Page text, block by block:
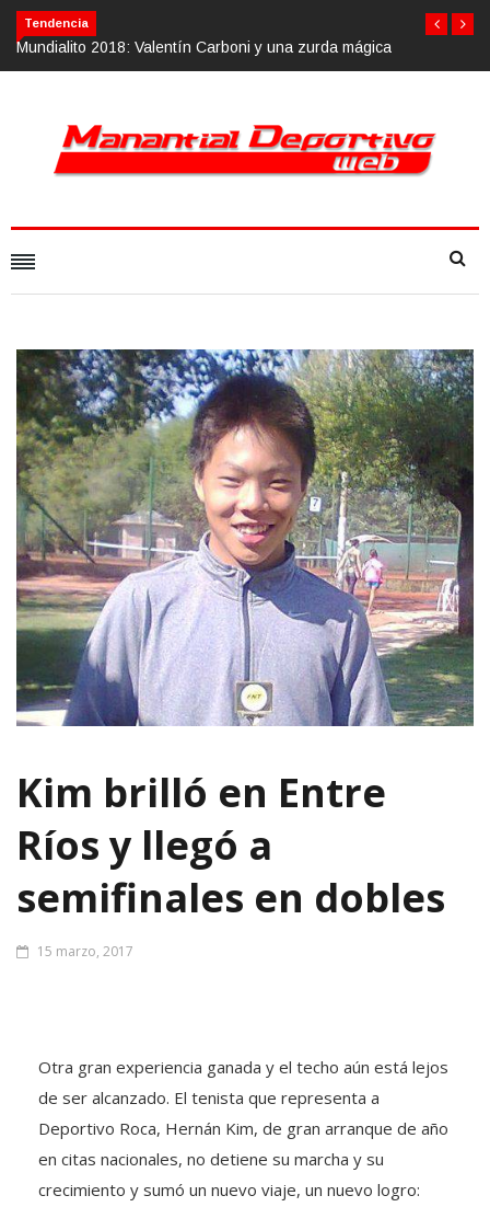
Tendencia
y una zurda mágica Calvario Race 2018, 10 de noviembre
Kim brilló en Entre
Ríos y llegó a
semifinales en dobles
15 marzo, 2017
Otra gran experiencia ganada y el techo aún está lejos
de ser alcanzado. El tenista que representa a
Deportivo Roca, Hernán Kim, de gran arranque de año
en citas nacionales, no detiene su marcha y su
crecimiento y sumó un nuevo viaje, un nuevo logro: